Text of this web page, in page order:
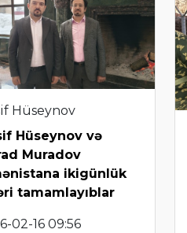
Hüseynov
Hüseynov və
Muradov
ikigünlük
tamamlayıblar
02-16 09:56